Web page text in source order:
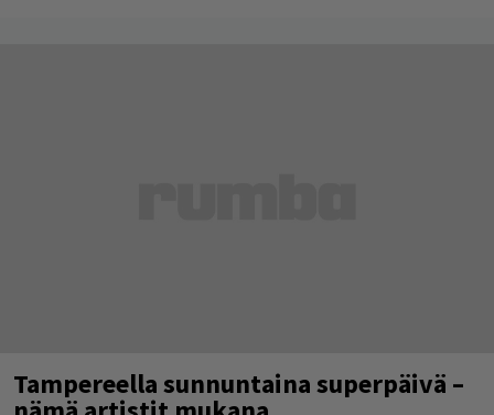
Tampereella sunnuntaina superpäivä –